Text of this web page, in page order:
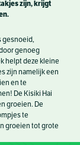
zijn, krijgt
gesnoeid,
genoeg
helpt deze kleine
zijn namelijk een
en te
De Kisiki Hai
groeien. De
te
groeien tot grote